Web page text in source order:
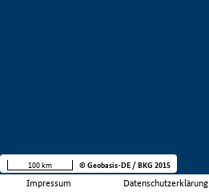
Impressum Datenschutzerklärung
100 km © Geobasis-DE / BKG 2015